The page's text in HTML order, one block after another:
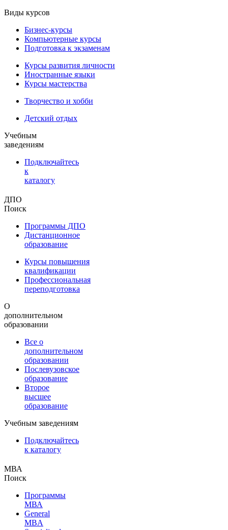
Виды курсов
Бизнес-курсы
Компьютерные курсы
Подготовка к экзаменам
Курсы развития личности
Иностранные языки
Курсы мастерства
Творчество и хобби
Детский отдых
Учебным
заведениям
Подключайтесь
к
каталогу
ДПО
Поиск
Программы ДПО
Дистанционное
образование
Курсы повышения
квалификации
Профессиональная
переподготовка
О
дополнительном
образовании
Все о
дополнительном
образовании
Послевузовское
образование
Второе
высшее
образование
Учебным заведениям
Подключайтесь
к каталогу
МВА
Поиск
Программы
МВА
General
MBA